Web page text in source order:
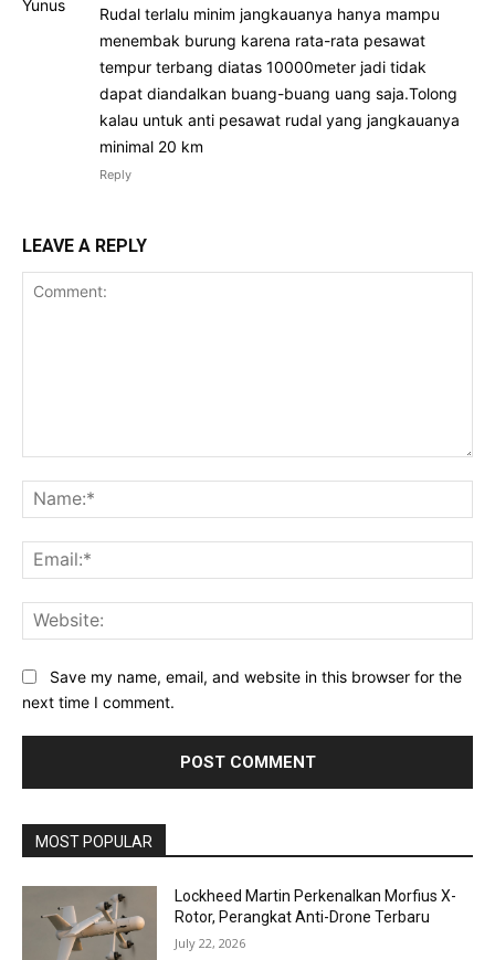
Rudal terlalu minim jangkauanya hanya mampu
menembak burung karena rata-rata pesawat
tempur terbang diatas 10000meter jadi tidak
dapat diandalkan buang-buang uang saja.Tolong
kalau untuk anti pesawat rudal yang jangkauanya
minimal 20 km
Reply
LEAVE A REPLY
Save my name, email, and website in this browser for the
next time I comment.
MOST POPULAR
Lockheed Martin Perkenalkan Morfius X-
Rotor, Perangkat Anti-Drone Terbaru
July 22, 2026